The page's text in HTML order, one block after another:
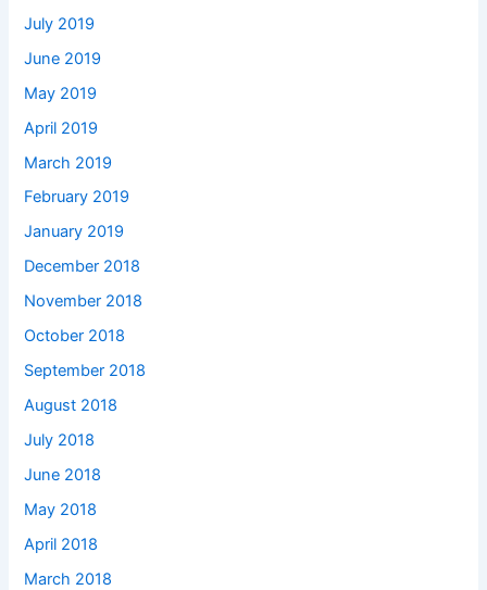
July 2019
June 2019
May 2019
April 2019
March 2019
February 2019
January 2019
December 2018
November 2018
October 2018
September 2018
August 2018
July 2018
June 2018
May 2018
April 2018
March 2018